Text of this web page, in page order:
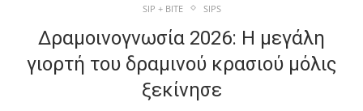
SIP + BITE SIPS
Δραμοινογνωσία 2026: Η μεγάλη
γιορτή του δραμινού κρασιού μόλις
ξεκίνησε